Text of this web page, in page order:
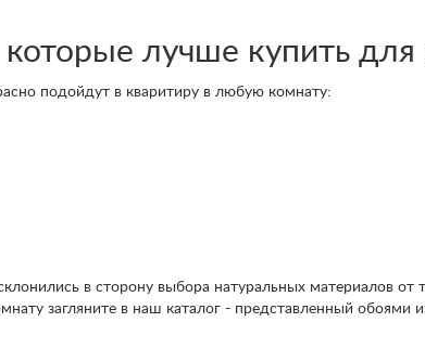
лучше купить
подойдут в кваритиру в любую комнату:
в сторону выбора натуральных материалов от
загляните в наш каталог - представленный обоями